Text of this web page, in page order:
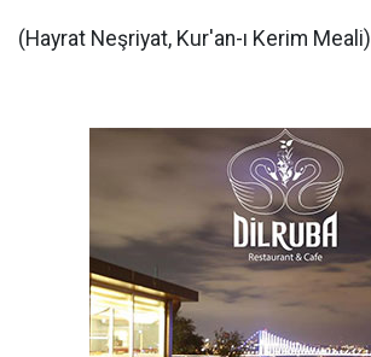
(Hayrat Neşriyat, Kur'an-ı Kerim Meali)